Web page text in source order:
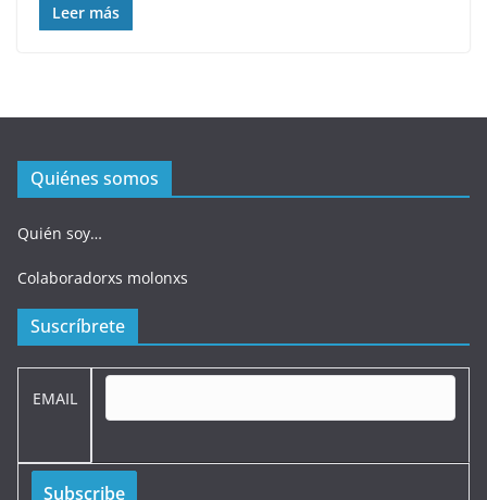
Leer más
Quiénes somos
Quién soy…
Colaboradorxs molonxs
Suscríbrete
EMAIL